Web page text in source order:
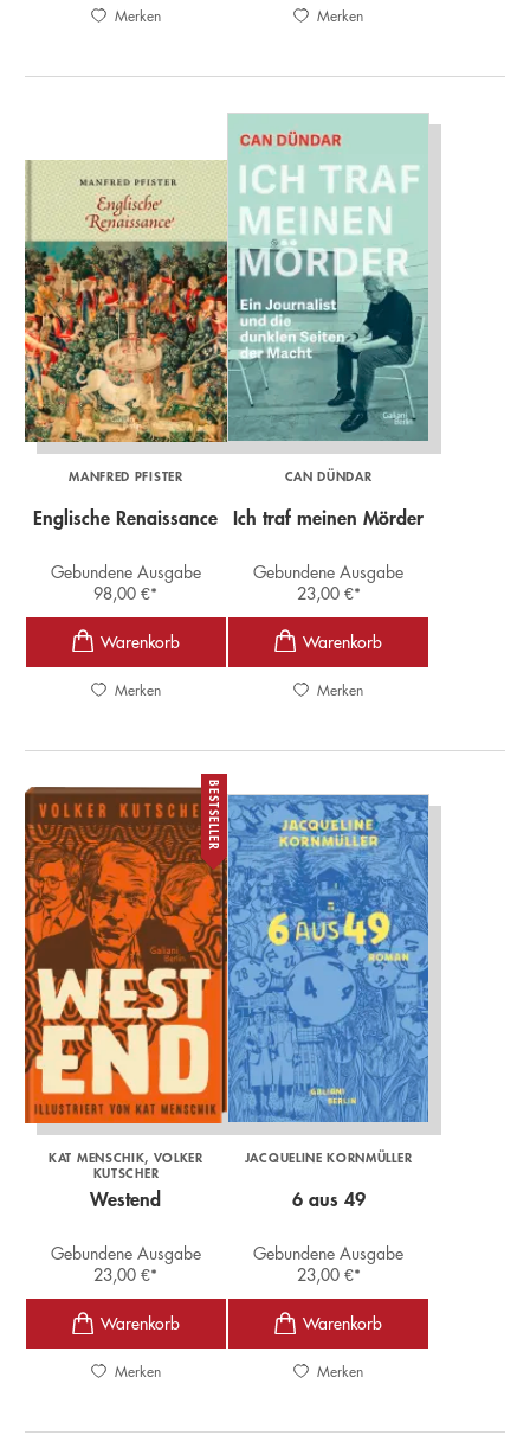
Merken Merken
MANFRED PFISTER
Englische Renaissance
Gebundene Ausgabe
98,00€*
Merken
CAN DÜNDAR
Ich traf meinen Mörder
Gebundene Ausgabe
23,00 €*
Merken
BESTSELLER
KAT MENSCHIK VOLKER
KUTSCHER
Westend
Gebundene Ausgabe
23,00€*
Merken
JACQUELINE KORNMÜLLER
6 aus 49
Gebundene Ausgabe
23,00 €*
Merken